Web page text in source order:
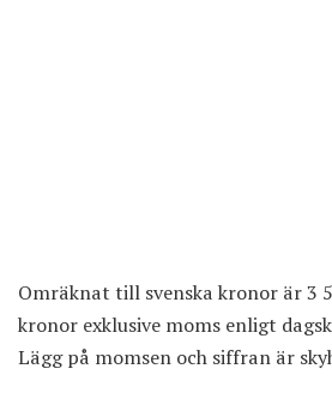
Omräknat till svenska kronor är 3
kronor exklusive moms enligt
Lägg på momsen och siffran är